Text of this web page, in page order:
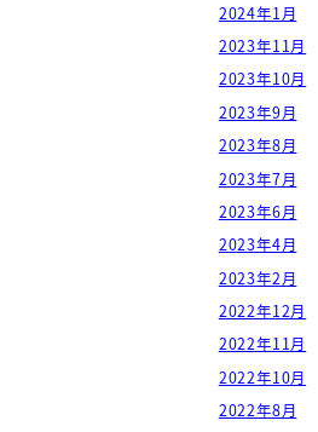
2024年1月
2023年11月
2023年10月
2023年9月
2023年8月
2023年7月
2023年6月
2023年4月
2023年2月
2022年12月
2022年11月
2022年10月
2022年8月